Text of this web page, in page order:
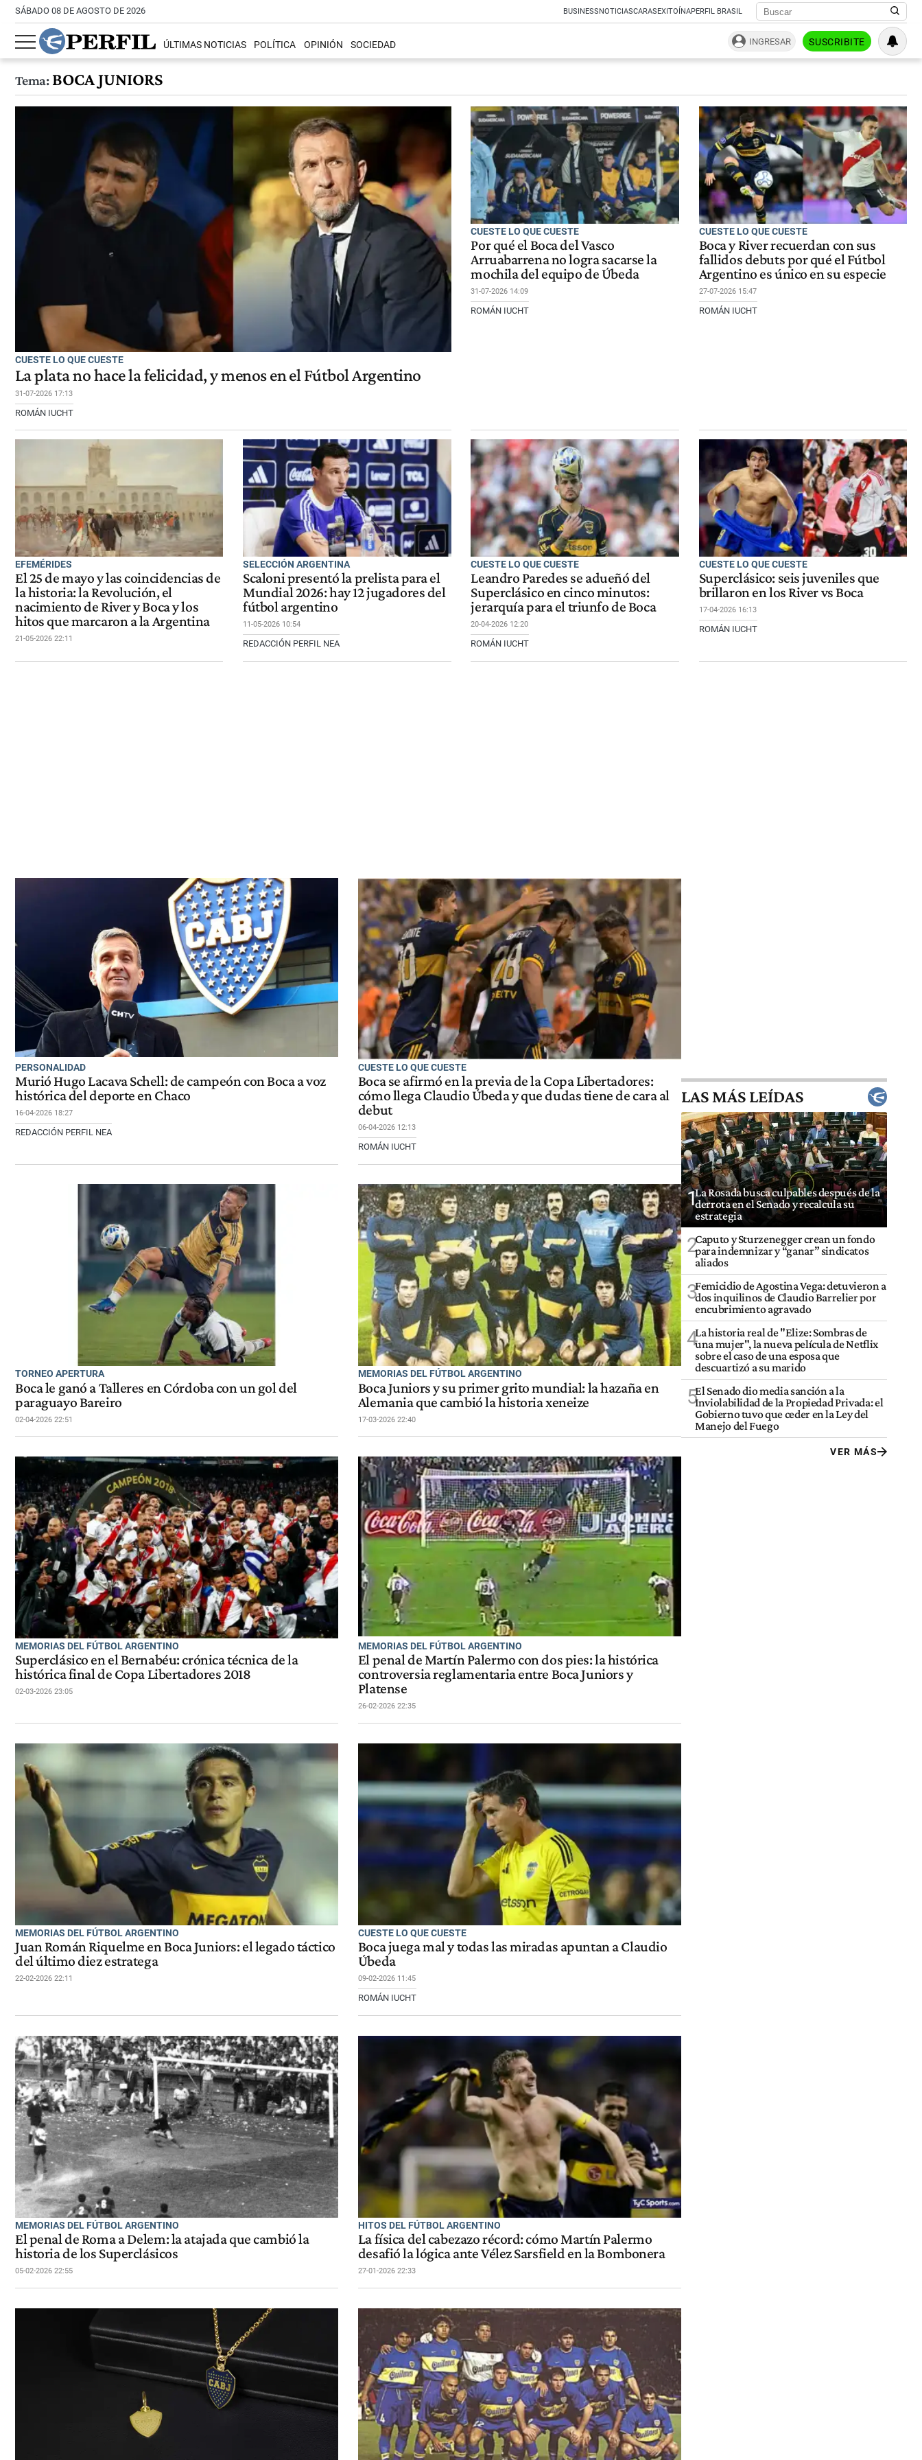
SÁBADO 08 DE AGOSTO DE 2026 BUSINESSNOTICIASCARASEXITOÍNAPERFIL BRASIL
ÚLTIMAS NOTICIAS POLÍTICA OPINIÓN SOCIEDAD INGRESAR SUSCRIBITE
Tema:BOCA JUNIORS
CUESTE LO QUE CUESTE
La plata no hace la felicidad, y menos en el Fútbol Argentino
31-07-2026 17:13
ROMÁN IUCHT
CUESTE LO QUE CUESTE
Por qué el Boca del Vasco
Arruabarrena no logra sacarse la
mochila del equipo de Úbeda
31-07-2026 14:09
ROMÁN IUCHT
CUESTE LO QUE CUESTE
Boca y River recuerdan con sus
fallidos debuts por qué el Fútbol
Argentino es único en su especie
27-07-2026 15:47
ROMÁN IUCHT
EFEMÉRIDES
El 25 de mayo y las coincidencias de
la historia: la Revolución, el
nacimiento de River y Boca y los
hitos que marcaron a la Argentina
21-05-2026 22:11
SELECCIÓN ARGENTINA
Scaloni presentó la prelista para el
Mundial 2026: hay 12 jugadores del
fútbol argentino
11-05-2026 10:54
REDACCIÓN PERFIL NEA
CUESTE LO QUE CUESTE
Leandro Paredes se adueñó del
Superclásico en cinco minutos:
jerarquía para el triunfo de Boca
20-04-2026 12:20
ROMÁN IUCHT
CUESTE LO QUE CUESTE
Superclásico: seis juveniles que
brillaron en los River vs Boca
17-04-2026 16:13
ROMÁN IUCHT
PERSONALIDAD
Murió Hugo Lacava Schell: de campeón con Boca a voz
histórica del deporte en Chaco
16-04-2026 18:27
REDACCIÓN PERFIL NEA
CUESTE LO QUE CUESTE
Boca se afirmó en la previa de la Copa Libertadores:
cómo llega Claudio Úbeda y que dudas tiene de cara al
debut
06-04-2026 12:13
ROMÁN IUCHT
TORNEO APERTURA
Boca le ganó a Talleres en Córdoba con un gol del
paraguayo Bareiro
02-04-2026 22:51
MEMORIAS DEL FÚTBOL ARGENTINO
Boca Juniors y su primer grito mundial: la hazaña en
Alemania que cambió la historia xeneize
17-03-2026 22:40
MEMORIAS DEL FÚTBOL ARGENTINO
Superclásico en el Bernabéu: crónica técnica de la
histórica final de Copa Libertadores 2018
02-03-2026 23:05
MEMORIAS DEL FÚTBOL ARGENTINO
El penal de Martín Palermo con dos pies: la histórica
controversia reglamentaria entre Boca Juniors y
Platense
26-02-2026 22:35
MEMORIAS DEL FÚTBOL ARGENTINO
Juan Román Riquelme en Boca Juniors: el legado táctico
del último diez estratega
22-02-2026 22:11
CUESTE LO QUE CUESTE
Boca juega mal y todas las miradas apuntan a Claudio
Úbeda
09-02-2026 11:45
ROMÁN IUCHT
MEMORIAS DEL FÚTBOL ARGENTINO
El penal de Roma a Delem: la atajada que cambió la
historia de los Superclásicos
05-02-2026 22:55
HITOS DEL FÚTBOL ARGENTINO
La física del cabezazo récord: cómo Martín Palermo
desafió la lógica ante Vélez Sarsfield en la Bombonera
27-01-2026 22:33
LAS MÁS LEÍDAS
1La Rosada busca culpables después de la
derrota en el Senado y recalcula su
estrategia
2Caputo y Sturzenegger crean un fondo
para indemnizar y “ganar” sindicatos
aliados
3Femicidio de Agostina Vega: detuvieron a
dos inquilinos de Claudio Barrelier por
encubrimiento agravado
4La historia real de "Elize: Sombras de
una mujer", la nueva película de Netflix
sobre el caso de una esposa que
descuartizó a su marido
5El Senado dio media sanción a la
Inviolabilidad de la Propiedad Privada: el
Gobierno tuvo que ceder en la Ley del
Manejo del Fuego
VER MÁS